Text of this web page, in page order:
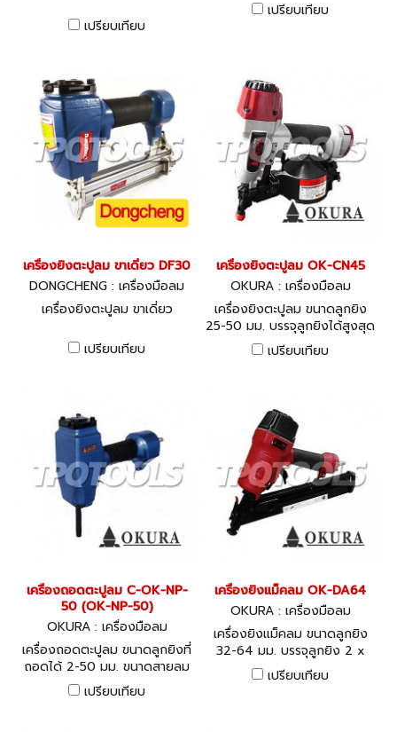
เปรียบเทียบ
เปรียบเทียบ
เครื่องยิงตะปูลม ขาเดี่ยว DF30
DONGCHENG : เครื่องมือลม
เครื่องยิงตะปูลม ขาเดี่ยว
เปรียบเทียบ
เครื่องยิงตะปูลม OK-CN45
OKURA : เครื่องมือลม
เครื่องยิงตะปูลม ขนาดลูกยิง
25-50 มม. บรรจุลูกยิงได้สูงสุด
400 ลูก แรงดันลม 70-100
PSI
เปรียบเทียบ
เครื่องถอดตะปูลม C-OK-NP-
50 (OK-NP-50)
OKURA : เครื่องมือลม
เครื่องถอดตะปูลม ขนาดลูกยิงที่
ถอดได้ 2-50 มม. ขนาดสายลม
3/8" แรงดันลมสูงสุด 70-100
PSI
เปรียบเทียบ
เครื่องยิงแม็คลม OK-DA64
OKURA : เครื่องมือลม
เครื่องยิงแม็คลม ขนาดลูกยิง
32-64 มม. บรรจุลูกยิง 2 x
40 PCS แรงดันลม 120 PSI
เปรียบเทียบ